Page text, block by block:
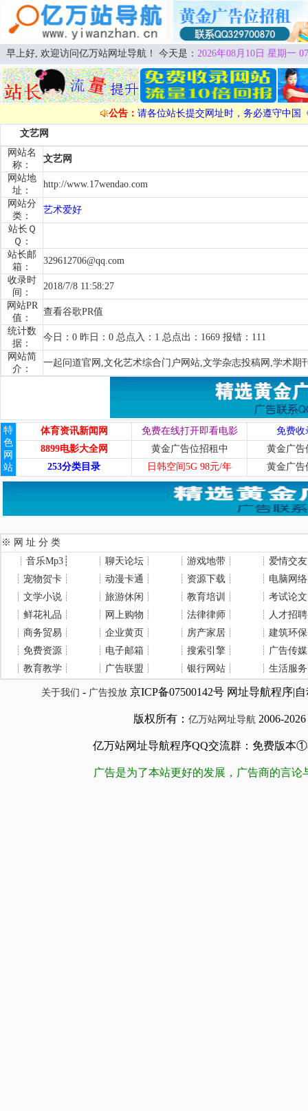
早上好, 欢迎访问亿万站网址导航！ 今天是： 2026年08月10日 星期一
公告： 请各位站长提交网址时，务必遵守中国
文艺网
网站名
称：
文艺网
网站地
址：
http://www.17wendao.com
网站分
类：
艺术爱好
站长Ｑ
Ｑ：
站长邮
箱：
329612706@qq.com
收录时
间：
2018/7/8 11:58:27
网站PR
值：
查看谷歌PR值
统计数
据：
今日：0 昨日：0 总点入：1 总点出：1669 报错：111
网站简
介：
一起问道官网,文化艺术综合门户网站,文学杂志投稿网,学术期
特
色
网
站
体育资讯新闻网 免费在线打开即看电影
免费收
8899电影大全网
黄金广告位招租中
黄金广告
253分类目录
日韩空间5G 98元/年 黄金广告
※ 网 址 分 类
┊ 音乐Mp3 ┊ ┊ 聊天论坛 ┊ ┊ 游戏地带 ┊ ┊ 爱情交友
┊ 宠物贺卡 ┊ ┊ 动漫卡通 ┊ ┊ 资源下载 ┊ ┊ 电脑网络
┊ 文学小说 ┊ ┊ 旅游休闲 ┊ ┊ 教育培训 ┊ ┊ 考试论文
┊ 鲜花礼品 ┊ ┊ 网上购物 ┊ ┊ 法律律师 ┊ ┊ 人才招聘
┊ 商务贸易 ┊ ┊ 企业黄页 ┊ ┊ 房产家居 ┊ ┊ 建筑环保
┊ 免费资源 ┊ ┊ 电子邮箱 ┊ ┊ 搜索引擎 ┊ ┊ 广告传媒
┊ 教育教学 ┊ ┊ 广告联盟 ┊ ┊ 银行网站 ┊ ┊ 生活服务
关于我们 - 广告投放京ICP备07500142号 网址导航程序|
版权所有： 亿万站网址导航 2006-2026
亿万站网址导航程序QQ交流群：免费版本
广告是为了本站更好的发展，广告商的言